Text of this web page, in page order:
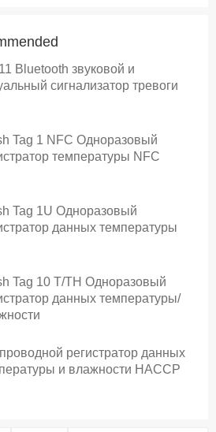
Bluetooth звуковой и
сигнализатор тревоги
Tag 1 NFC Одноразовый
температуры NFC
Tag 1U Одноразовый
данных температуры
Tag 10 T/TH Одноразовый
данных температуры/
регистратор данных
и влажности HACCP